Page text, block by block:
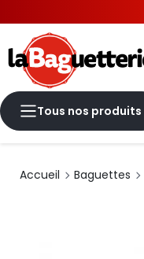
Tous nos produits
Accueil Baguettes